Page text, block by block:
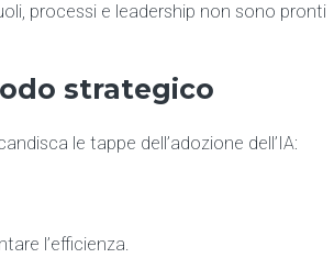
processi e leadership non sono pronti
strategico
le tappe dell’adozione dell’IA:
l’efficienza.